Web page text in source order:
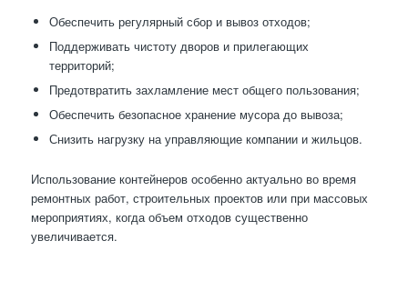
Обеспечить регулярный сбор и вывоз отходов;
Поддерживать чистоту дворов и прилегающих
территорий;
Предотвратить захламление мест общего пользования;
Обеспечить безопасное хранение мусора до вывоза;
Снизить нагрузку на управляющие компании и жильцов.
Использование контейнеров особенно актуально во время
ремонтных работ, строительных проектов или при массовых
мероприятиях, когда объем отходов существенно
увеличивается.